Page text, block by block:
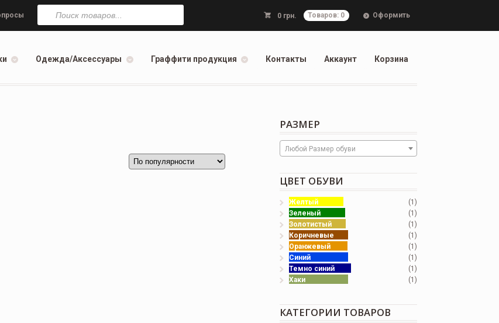
0 грн. Товаров: 0 Оформить
Поиск
товаров
Одежда/Аксессуары Граффити продукция Контакты Аккаунт Корзина
РАЗМЕР
Любой Размер обуви
ЦВЕТ ОБУВИ
Желтый
(1)
Зеленый
(1)
Золотистый
(1)
Коричневые
(1)
Оранжевый
(1)
Синий
(1)
Темно синий
(1)
Хаки
(1)
КАТЕГОРИИ ТОВАРОВ